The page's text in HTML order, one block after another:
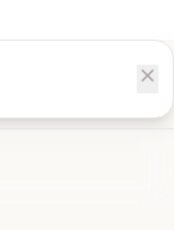
close